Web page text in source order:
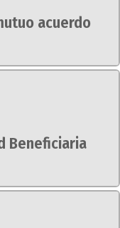
acuerdo
Beneficiaria